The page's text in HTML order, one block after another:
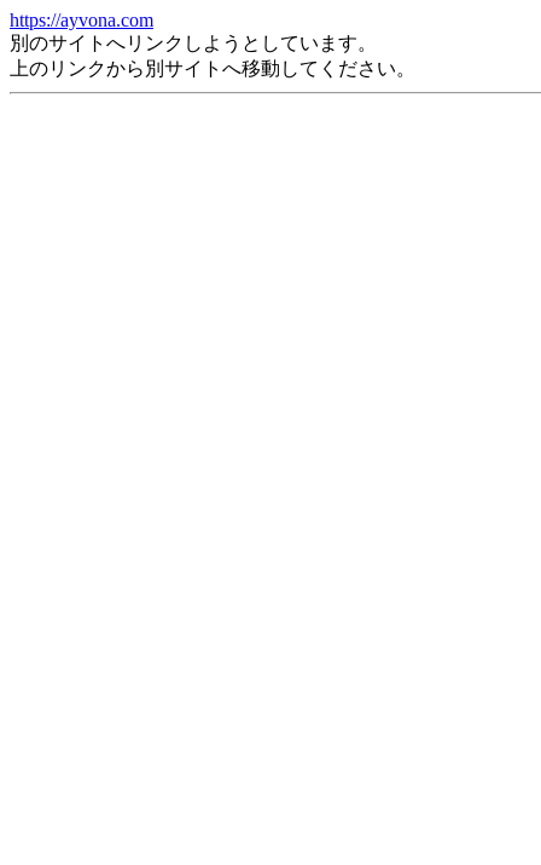
https://ayvona.com
別のサイトへリンクしようとしています。
上のリンクから別サイトへ移動してください。